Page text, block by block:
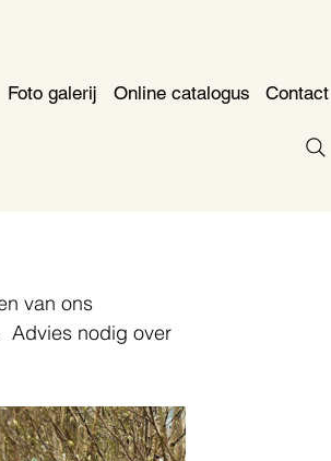
Foto galerij Online catalogus Contact
van ons
Advies nodig over